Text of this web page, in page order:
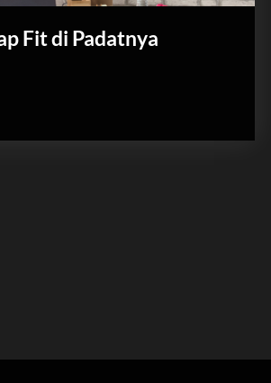
Fit di Padatnya